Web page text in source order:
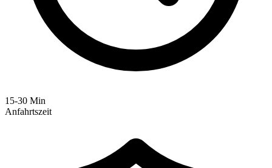
15-30 Min
Anfahrtszeit